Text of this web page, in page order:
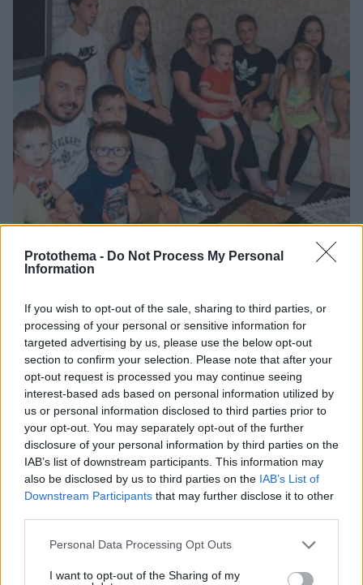
Protothema - Do Not Process My Personal
Information
If you wish to opt-out of the sale, sharing to third parties, or
processing of your personal or sensitive information for
targeted advertising by us, please use the below opt-out
section to confirm your selection. Please note that after your
opt-out request is processed you may continue seeing
interest-based ads based on personal information utilized by
us or personal information disclosed to third parties prior to
your opt-out. You may separately opt-out of the further
disclosure of your personal information by third parties on the
IAB’s list of downstream participants. This information may
also be disclosed by us to third parties on the IAB’s List of
Downstream Participants that may further disclose it to other
Please note that this website/app uses one or more Google
not limited to your visit or usage behaviour. You may click to
Personal Data Processing Opt Outs
I want to opt-out of the Sharing of my
Είδος υπό εξαφάνιση οι υπερπολύτεκνοι στην
Ελλάδα που γερνάει: Τα... δύο ταψιά μεσημεριανό,
τα επιδόματα, η καθημερινότητά τους
07.08.2026, 15:59